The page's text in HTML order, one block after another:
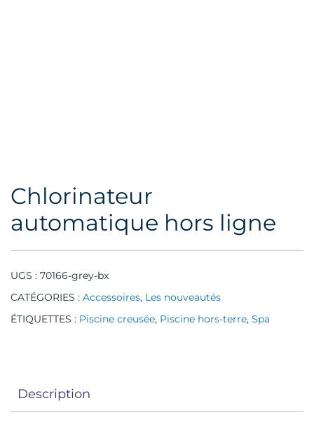
Chlorinateur
automatique hors ligne
UGS : 70166-grey-bx
CATÉGORIES : Accessoires, Les nouveautés
ÉTIQUETTES : Piscine creusée, Piscine hors-terre, Spa
Description